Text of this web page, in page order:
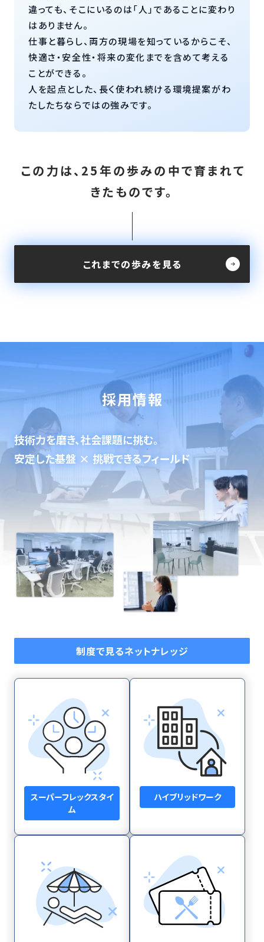
違っても、そこにいるのは「人」であることに変わり
はありません。
仕事と暮らし、両方の現場を知っているからこそ、
快適さ・安全性・将来の変化までを含めて考える
ことができる。
人を起点とした、長く使われ続ける環境提案がわ
たしたちならではの強みです。
この力は、25年の歩みの中で育まれて
きたものです。
これまでの歩みを見る
採用情報
技術力を磨き、社会課題に挑む。
安定した基盤 × 挑戦できるフィールド
制度で見るネットナレッジ
スーパーフレックスタイ
ム
ハイブリッドワーク